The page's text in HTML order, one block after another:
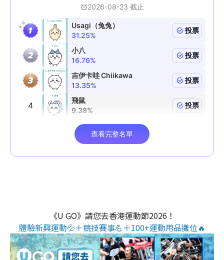
《U GO》請您去香港運動節2026！
體驗新興運動💦＋競技賽事💪＋100+運動用品攤位🔥